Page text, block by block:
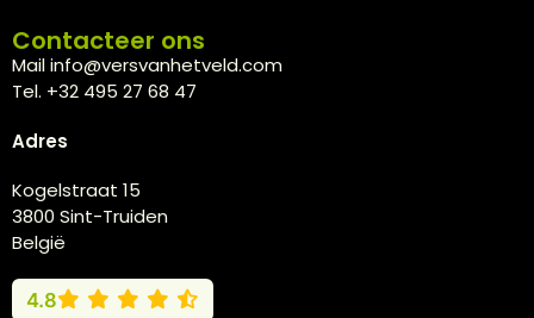
Contacteer ons
Mail info@versvanhetveld.com
Tel. +32 495 27 68 47
Adres
Kogelstraat 15
3800 Sint-Truiden
België
4.8